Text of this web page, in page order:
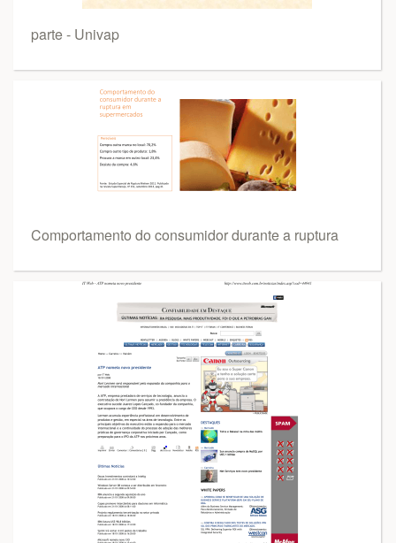
parte - Univap
Comportamento do consumidor durante a ruptura